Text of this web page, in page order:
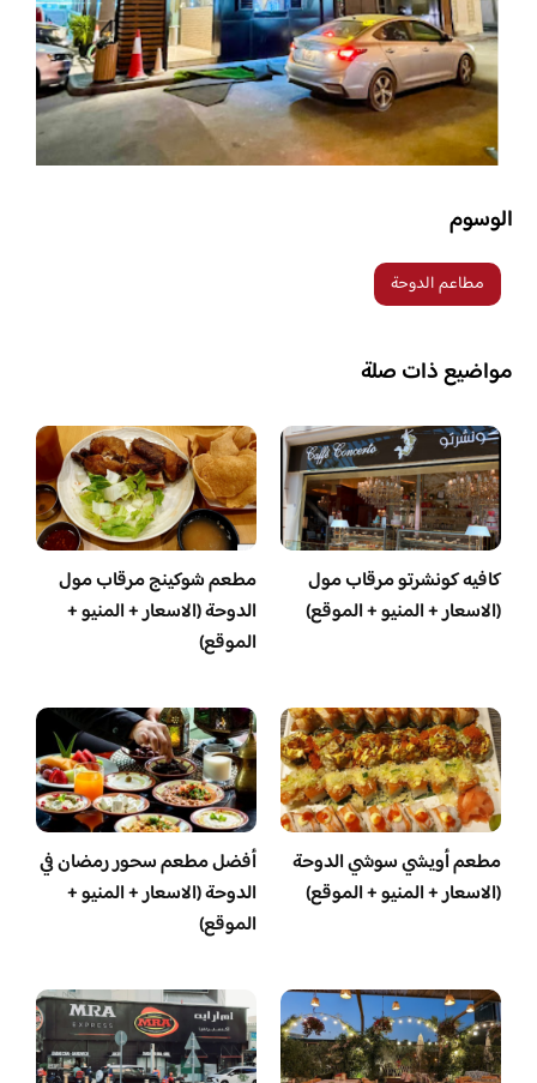
الوسوم
مطاعم الدوحة
مواضيع ذات صلة
كافيه كونشرتو مرقاب مول
(الاسعار + المنيو + الموقع)
مطعم شوكينج مرقاب مول
الدوحة (الاسعار + المنيو +
الموقع)
مطعم أويشي سوشي الدوحة
(الاسعار + المنيو + الموقع)
أفضل مطعم سحور رمضان في
الدوحة (الاسعار + المنيو +
الموقع)